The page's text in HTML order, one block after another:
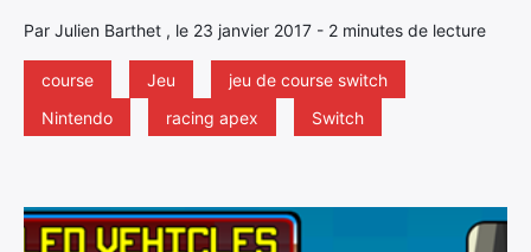
Par Julien Barthet , le 23 janvier 2017 - 2 minutes de lecture
course Jeu
jeu de course switch
Nintendo
racing apex Switch